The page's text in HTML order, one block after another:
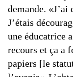
demande. «J’ai
J’étais
une éducatrice
recours et ça a
papiers [le